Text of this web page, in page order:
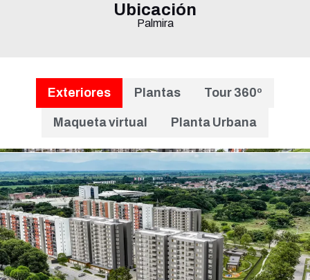
Ubicación
Palmira
Exteriores Plantas Tour 360º
Maqueta virtual Planta Urbana